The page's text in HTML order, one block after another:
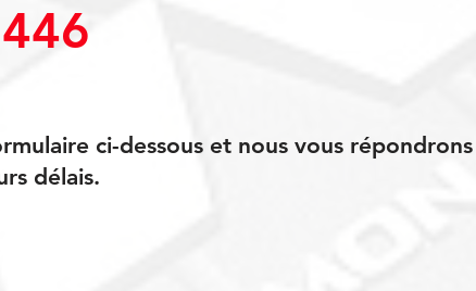
ci-dessous et nous vous répondrons
délais.